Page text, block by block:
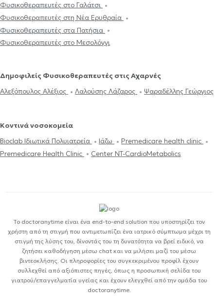
Φυσικοθεραπευτές στο Γαλάτσι
Φυσικοθεραπευτές στη Νέα Ερυθραία
Φυσικοθεραπευτές στα Πατήσια
Φυσικοθεραπευτές στο Μεσολόγγι
Δημοφιλείς Φυσικοθεραπευτές στις Αχαρνές
Αλεξόπουλος Αλέξιος
Λαλούσης Λάζαρος Ψαραδέλλης Γεώργιος
Κοντινά νοσοκομεία
Bioclab Ιδιωτικά Πολυιατρεία
Ιάζω
Premedicare health clinic
Premedicare Health Clinic
Center NT-CardioMetabolics
Το doctoranytime είναι ένα end-to-end solution που υποστηρίζει τον
χρήστη από τη στιγμή που αντιμετωπίζει ένα ιατρικό σύμπτωμα μέχρι τη
στιγμή της λύσης του, δίνοντάς του τη δυνατότητα να βρεί ειδικό, να
ζητήσει καθοδήγηση μέσω chat και να μιλήσει μαζί του μέσω
βιντεοκλήσης. Οι πληροφορίες του συγκεκριμένου προφίλ έχουν
συλλεχθεί από αξιόπιστες πηγές, όπως η προσωπική σελίδα του
γιατρού/επαγγελματία υγείας και έχουν ελεγχθεί από την ομάδα του
doctoranytime.